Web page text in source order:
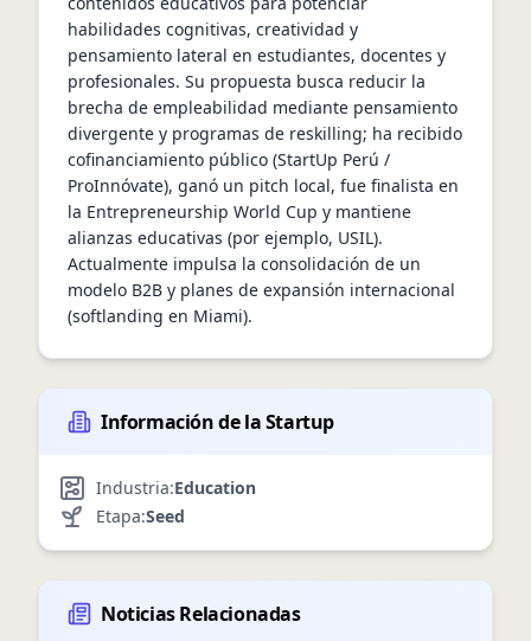
habilidades cognitivas, creatividad y
pensamiento lateral en estudiantes, docentes y
profesionales. Su propuesta busca reducir la
brecha de empleabilidad mediante pensamiento
divergente y programas de reskilling; ha recibido
cofinanciamiento público (StartUp Perú /
ProInnóvate), ganó un pitch local, fue finalista en
la Entrepreneurship World Cup y mantiene
alianzas educativas (por ejemplo, USIL).
Actualmente impulsa la consolidación de un
modelo B2B y planes de expansión internacional
(softlanding en Miami).
Información de la Startup
Industria:Education
Etapa:Seed
Noticias Relacionadas